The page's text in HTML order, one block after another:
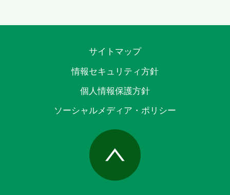
サイトマップ
情報セキュリティ方針
個人情報保護方針
ソーシャルメディア・ポリシー
Page Top